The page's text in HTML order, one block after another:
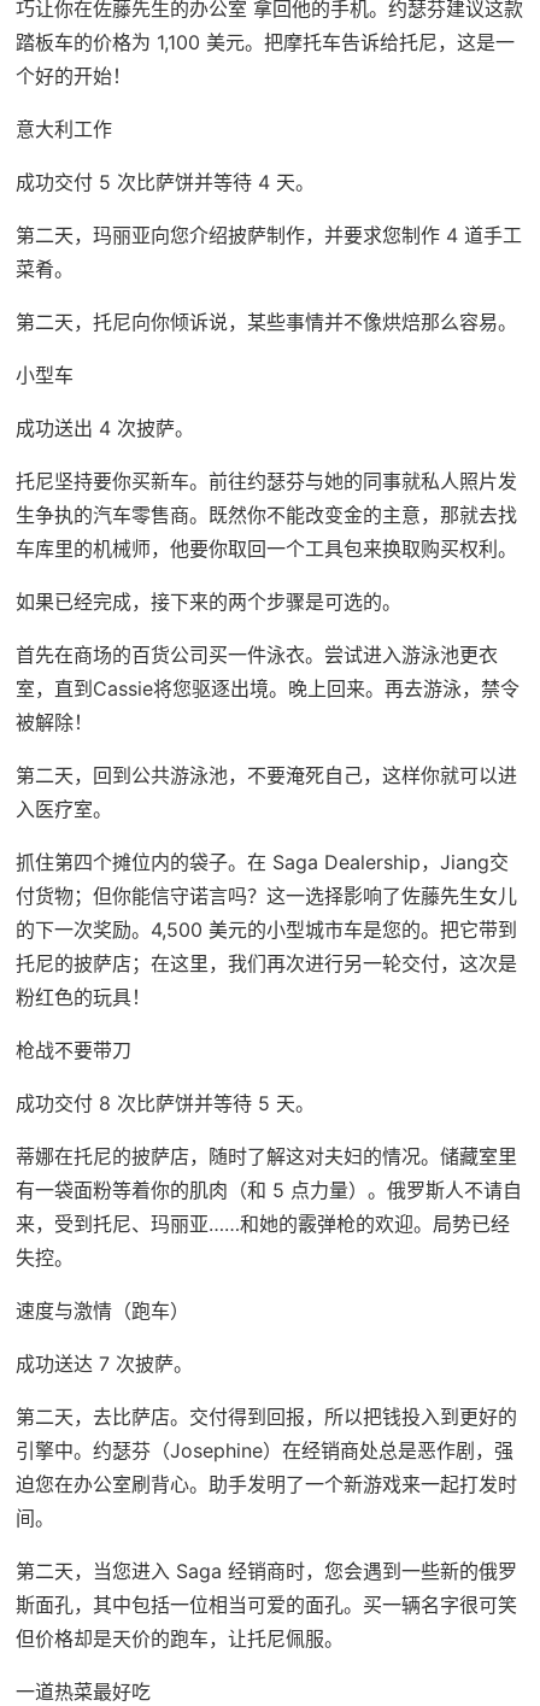
巧让你在佐藤先生的办公室 拿回他的手机。约瑟芬建议这款
踏板车的价格为 1,100 美元。把摩托车告诉给托尼，这是一
个好的开始！
意大利工作
成功交付 5 次比萨饼并等待 4 天。
第二天，玛丽亚向您介绍披萨制作，并要求您制作 4 道手工
菜肴。
第二天，托尼向你倾诉说，某些事情并不像烘焙那么容易。
小型车
成功送出 4 次披萨。
托尼坚持要你买新车。前往约瑟芬与她的同事就私人照片发
生争执的汽车零售商。既然你不能改变金的主意，那就去找
车库里的机械师，他要你取回一个工具包来换取购买权利。
如果已经完成，接下来的两个步骤是可选的。
首先在商场的百货公司买一件泳衣。尝试进入游泳池更衣
室，直到Cassie将您驱逐出境。晚上回来。再去游泳，禁令
被解除！
第二天，回到公共游泳池，不要淹死自己，这样你就可以进
入医疗室。
抓住第四个摊位内的袋子。在 Saga Dealership，Jiang交
付货物；但你能信守诺言吗？这一选择影响了佐藤先生女儿
的下一次奖励。4,500 美元的小型城市车是您的。把它带到
托尼的披萨店；在这里，我们再次进行另一轮交付，这次是
粉红色的玩具！
枪战不要带刀
成功交付 8 次比萨饼并等待 5 天。
蒂娜在托尼的披萨店，随时了解这对夫妇的情况。储藏室里
有一袋面粉等着你的肌肉（和 5 点力量）。俄罗斯人不请自
来，受到托尼、玛丽亚……和她的霰弹枪的欢迎。局势已经
失控。
速度与激情（跑车）
成功送达 7 次披萨。
第二天，去比萨店。交付得到回报，所以把钱投入到更好的
引擎中。约瑟芬（Josephine）在经销商处总是恶作剧，强
迫您在办公室刷背心。助手发明了一个新游戏来一起打发时
间。
第二天，当您进入 Saga 经销商时，您会遇到一些新的俄罗
斯面孔，其中包括一位相当可爱的面孔。买一辆名字很可笑
但价格却是天价的跑车，让托尼佩服。
一道热菜最好吃